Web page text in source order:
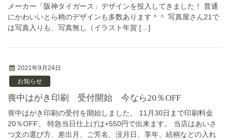
メーカー「阪神タイガース」デザインを投入してきました！ 普通
にかわいいとら柄のデザインも多数あります＾＾ 写真屋さん21で
は写真入りも、写真無し（イラスト年賀 […]
2021年9月24日
お知らせ
喪中はがき印刷 受付開始 今なら20％OFF
喪中はがき印刷の受付を開始しました。 11月30日まで印刷料金
20％OFF。 特急当日仕上げは+550円で出来ます。 当店はあいさ
つ文の選び方、差出月、ご芳名、没月日、享年、続柄などの入れ